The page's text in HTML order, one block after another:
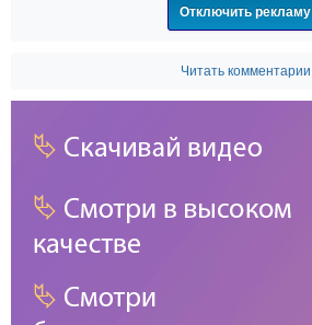
Отключить рекламу
Читать комментарии